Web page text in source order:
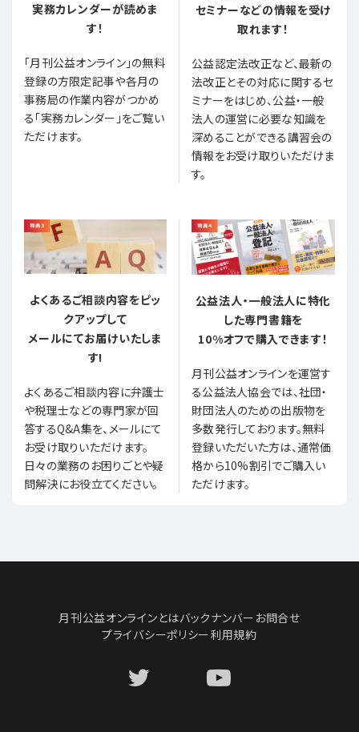
実務カレンダーが読めま
す！
「月刊公益オンライン」の無料
登録の方限定記事や各月の
事務局の作業内容がつかめ
る「実務カレンダー」をご覧い
ただけます。
セミナーなどの情報を受け
取れます！
公益認定法改正など、最新の
法改正とその対応に関するセ
ミナーをはじめ、公益・一般
法人の運営に必要な知識を
深めることができる講習会の
情報をお受け取りいただけま
す。
よくあるご相談内容をピッ
クアップして
メールにてお届けいたしま
す!
よくあるご相談内容に弁護士
や税理士などの専門家が回
答するQ&A集を、メールにて
お受け取りいただけます。
日々の業務のお困りごとや疑
問解決にお役立てください。
公益法人・一般法人に特化
した専門書籍を
10%オフで購入できます！
月刊公益オンラインを運営す
る公益法人協会では、社団・
財団法人のための出版物を
多数発行しております。無料
登録いただいた方は、通常価
格から10%割引でご購入い
ただけます。
月刊公益オンラインとはバックナンバー お問合せ
プライバシーポリシー利用規約